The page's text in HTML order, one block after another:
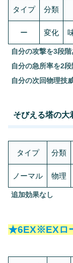
タイプ 分類
ー 変化
自分の攻撃を3段階
自分の急所率を2
自分の次回物理技
そびえる塔の大
タイプ 分類
ノーマル 物理
追加効果なし
★6EX※EXロ